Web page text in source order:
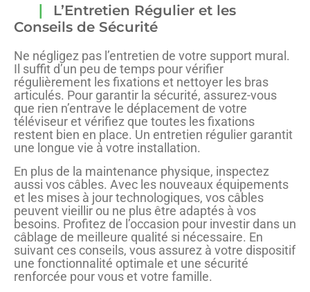
L’Entretien Régulier et les
Conseils de Sécurité
Ne négligez pas l’entretien de votre support mural.
Il suffit d’un peu de temps pour vérifier
régulièrement les fixations et nettoyer les bras
articulés. Pour garantir la sécurité, assurez-vous
que rien n’entrave le déplacement de votre
téléviseur et vérifiez que toutes les fixations
restent bien en place. Un entretien régulier garantit
une longue vie à votre installation.
En plus de la maintenance physique, inspectez
aussi vos câbles. Avec les nouveaux équipements
et les mises à jour technologiques, vos câbles
peuvent vieillir ou ne plus être adaptés à vos
besoins. Profitez de l’occasion pour investir dans un
câblage de meilleure qualité si nécessaire. En
suivant ces conseils, vous assurez à votre dispositif
une fonctionnalité optimale et une sécurité
renforcée pour vous et votre famille.